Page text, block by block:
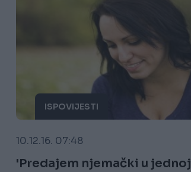
ISPOVIJESTI
10.12.16. 07:48
'Predajem njemački u jednoj